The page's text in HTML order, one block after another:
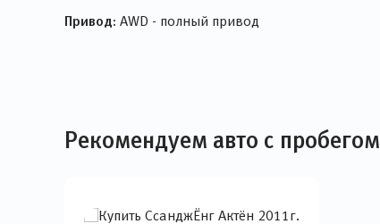
Привод: AWD - полный привод
Рекомендуем авто с пробегом